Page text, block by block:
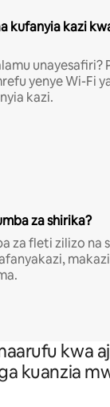
kufanyia kazi
unayesafiri?
yenye Wi-Fi
kazi.
za shirika?
za fleti zilizo na
kwa
kuanzia